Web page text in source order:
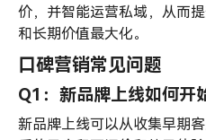
价，并智能运营私域，从而
和长期价值最大化。
口碑营销常见问题
Q1：新品牌上线如何开
新品牌上线可以从收集早期